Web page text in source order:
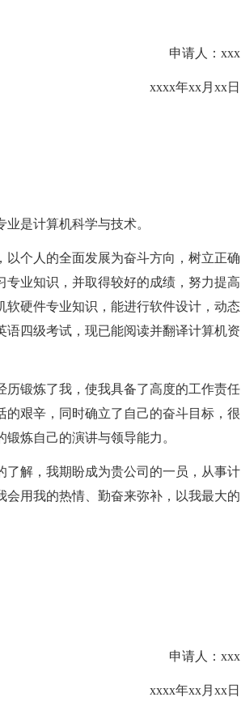
申请人：xxx
xxxx年xx月xx日
是计算机科学与技术。
个人的全面发展为奋斗方向，树立正确
业知识，并取得较好的成绩，努力提高
硬件专业知识，能进行软件设计，动态
四级考试，现已能阅读并翻译计算机资
锻炼了我，使我具备了高度的工作责任
艰辛，同时确立了自己的奋斗目标，很
炼自己的演讲与领导能力。
解，我期盼成为贵公司的一员，从事计
用我的热情、勤奋来弥补，以我最大的
申请人：xxx
xxxx年xx月xx日